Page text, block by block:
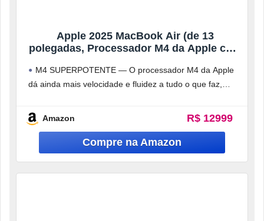
Apple 2025 MacBook Air (de 13
polegadas, Processador M4 da Apple com
unificada, 256 GB) – Luz das estrelas
M4 SUPERPOTENTE — O processador M4 da Apple
dá ainda mais velocidade e fluidez a tudo o que faz,
Amazon R$ 12999